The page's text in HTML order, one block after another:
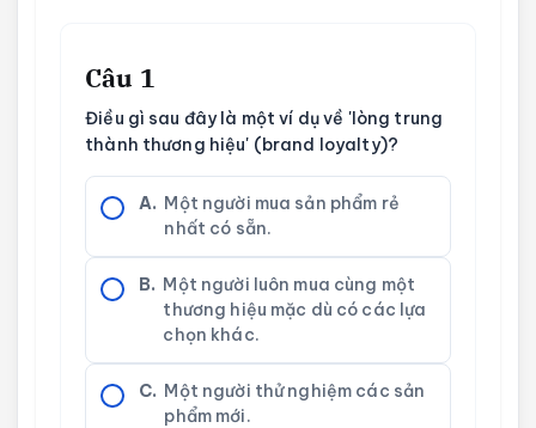
Câu 1
Điều gì sau đây là một ví dụ về 'lòng trung
thành thương hiệu' (brand loyalty)?
A. Một người mua sản phẩm rẻ
nhất có sẵn.
B. Một người luôn mua cùng một
thương hiệu mặc dù có các lựa
chọn khác.
C. Một người thử nghiệm các sản
phẩm mới.